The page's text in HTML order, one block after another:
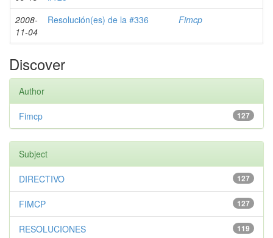
2008-
11-04
Resolución(es) de la #336 Fimcp
Discover
Author
127
Fimcp
Subject
127
DIRECTIVO
127
FIMCP
119
RESOLUCIONES